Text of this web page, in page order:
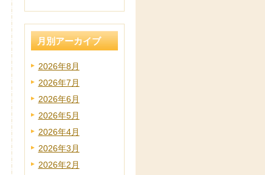
月別アーカイブ
2026年8月
2026年7月
2026年6月
2026年5月
2026年4月
2026年3月
2026年2月